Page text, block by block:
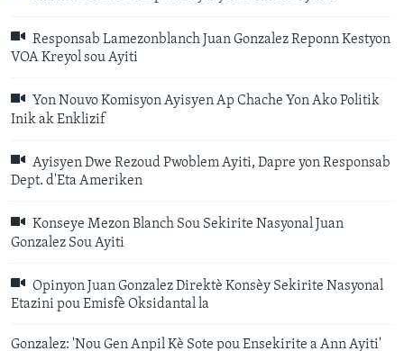
Responsab Lamezonblanch Juan Gonzalez Reponn Kestyon
VOA Kreyol sou Ayiti
Yon Nouvo Komisyon Ayisyen Ap Chache Yon Ako Politik
Inik ak Enklizif
Ayisyen Dwe Rezoud Pwoblem Ayiti, Dapre yon Responsab
Dept. d'Eta Ameriken
Konseye Mezon Blanch Sou Sekirite Nasyonal Juan
Gonzalez Sou Ayiti
Opinyon Juan Gonzalez Direktè Konsèy Sekirite Nasyonal
Etazini pou Emisfè Oksidantal la
Gonzalez: 'Nou Gen Anpil Kè Sote pou Ensekirite a Ann Ayiti'